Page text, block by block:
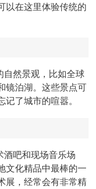
以在这里体验传统的
自然景观，比如全球
镜泊湖。这些景点可
记了城市的喧嚣。
酒吧和现场音乐场
文化精品中最棒的一
展，经常会有非常精